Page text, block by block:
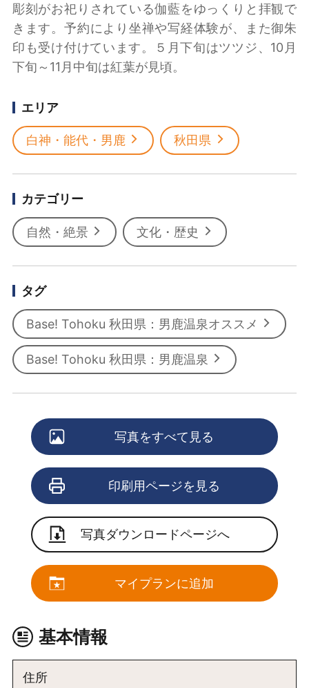
彫刻がお祀りされている伽藍をゆっくりと拝観で
きます。予約により坐禅や写経体験が、また御朱
印も受け付けています。５月下旬はツツジ、10月
下旬～11月中旬は紅葉が見頃。
エリア
白神・能代・男鹿 秋田県
カテゴリー
自然・絶景 文化・歴史
タグ
Base! Tohoku 秋田県：男鹿温泉オススメ
Base! Tohoku 秋田県：男鹿温泉
写真をすべて見る
印刷用ページを見る
写真ダウンロードページへ
マイプランに追加
基本情報
住所